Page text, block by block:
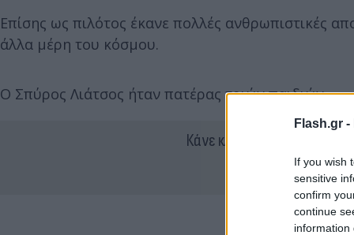
Flash.gr -
If you wish
sensitive
confirm
continue
information
Επίσης ως πιλότος έκανε πολλές ανθρωπιστικές
άλλα μέρη του κόσμου.
O Σπύρος Λιάτσος ήταν πατέρας τριών παιδιών.
Κάνε κλικ και δες